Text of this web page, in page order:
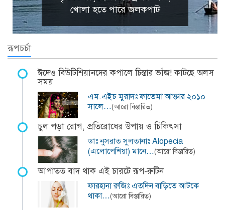
খোলা হতে পারে জলকপাট
রূপচর্চা
ঈদেও বিউটিশিয়ানদের কপালে চিন্তার ভাঁজ! কাটছে অলস
সময়
এম.এইচ মুরাদঃ ফাতেমা আক্তার ২০১০
সালে…(আরো বিস্তারিত)
চুল পড়া রোগ, প্রতিরোধের উপায় ও চিকিৎসা
ডাঃ নুসরাত সুলতানাঃ Alopecia
(এলোপেশিয়া) মানে…(আরো বিস্তারিত)
আপাতত বাদ থাক এই চারটে রূপ-রুটিন
ফারহানা রুজিঃ এতদিন বাড়িতে আটকে
থাকা…(আরো বিস্তারিত)